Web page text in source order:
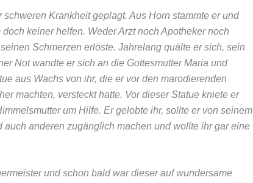
Krankheit geplagt. Aus Horn stammte er und
keiner helfen. Weder Arzt noch Apotheker noch
Schmerzen erlöste. Jahrelang quälte er sich, sein
Not wandte er sich an die Gottesmutter Maria und
aus Wachs von ihr, die er vor den marodierenden
machten, versteckt hatte. Vor dieser Statue kniete er
um Hilfe. Er gelobte ihr, sollte er von seinem
anderen zugänglich machen und wollte ihr gar eine
und schon bald war dieser auf wundersame